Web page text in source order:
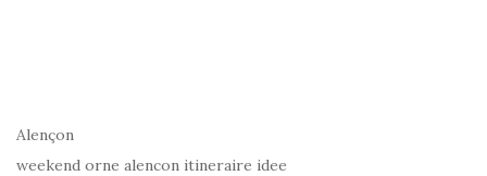
Alençon
weekend orne alencon itineraire idee